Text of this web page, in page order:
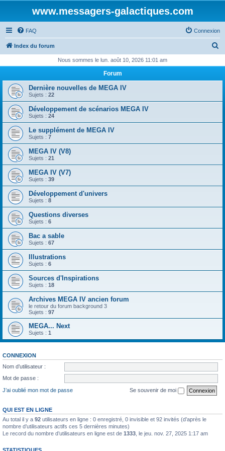
www.messagers-galactiques.com
FAQ Connexion
Index du forum
h
Nous sommes le lun. août 10, 2026 11:01 am
Forum
Dernière nouvelles de MEGA IV
Sujets : 22
Développement de scénarios MEGA IV
Sujets : 24
Le supplément de MEGA IV
Sujets : 7
MEGA IV (V8)
Sujets : 21
MEGA IV (V7)
Sujets : 39
Développement d'univers
Sujets : 8
Questions diverses
Sujets : 6
Bac a sable
Sujets : 67
Illustrations
Sujets : 6
Sources d'Inspirations
Sujets : 18
Archives MEGA IV ancien forum
le retour du forum background 3
Sujets : 97
MEGA... Next
Sujets : 1
CONNEXION
Nom d’utilisateur :
Mot de passe :
J’ai oublié mon mot de passe
Se souvenir de moi
QUI EST EN LIGNE
Au total il y a 92 utilisateurs en ligne : 0 enregistré, 0 invisible et 92 invités (d’après le
nombre d’utilisateurs actifs ces 5 dernières minutes)
Le record du nombre d’utilisateurs en ligne est de 1333 , le jeu. nov. 27, 2025 1:17 am
STATISTIQUES